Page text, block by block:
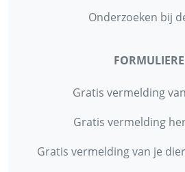
Onderzoeken bij
Gratis vermelding
Gratis vermelding
Gratis vermelding van je